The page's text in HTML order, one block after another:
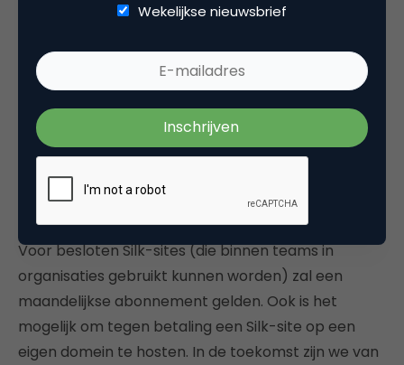
Visualisatie van verongelukte fietsende kinderen in
het verkeer (bron:http://accidents.silkapp.com/
Wat is het businessmodel van Silk?
Voor besloten Silk-sites (die binnen teams in
organisaties gebruikt kunnen worden) zal een
maandelijkse abonnement gelden. Ook is het
mogelijk om tegen betaling een Silk-site op een
eigen domein te hosten. In de toekomst zijn we van
Wekelijkse nieuwsbrief